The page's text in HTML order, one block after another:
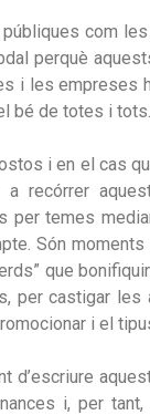
com
perquè
i les empreses
bé de totes i tots.
i en el cas
a recórrer
per temes
Són
que
per castigar
i el
d’escriure
i, per tant,